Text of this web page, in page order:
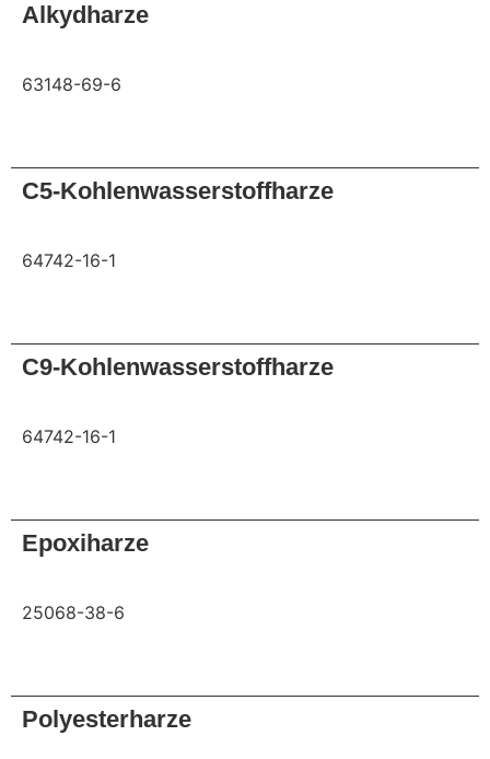
Alkydharze
63148-69-6
C5-Kohlenwasserstoffharze
64742-16-1
C9-Kohlenwasserstoffharze
64742-16-1
Epoxiharze
25068-38-6
Polyesterharze